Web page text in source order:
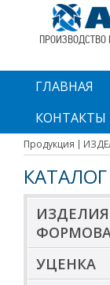
ГЛАВНАЯ
КОНТАКТЫ
Продукция
УЦЕНКА